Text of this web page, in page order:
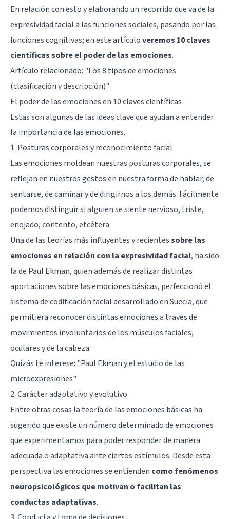
En relación con esto y elaborando un recorrido que va de la
expresividad facial a las funciones sociales, pasando por las
funciones cognitivas; en este artículoveremos 10 claves
científicas sobre el poder de las emociones.
Artículo relacionado: "Los 8 tipos de emociones
(clasificación y descripción)"
El poder de las emociones en 10 claves científicas
Estas son algunas de las ideas clave que ayudan a entender
la importancia de las emociones.
1. Posturas corporales y reconocimiento facial
Las emociones moldean nuestras posturas corporales, se
reflejan en nuestros gestos en nuestra forma de hablar, de
sentarse, de caminar y de dirigirnos a los demás. Fácilmente
podemos distinguir si alguien se siente nervioso, triste,
enojado, contento, etcétera.
Una de las teorías más influyentes y recientessobre las
emociones en relación con la expresividad facial, ha sido
la de Paul Ekman, quien además de realizar distintas
aportaciones sobre las emociones básicas, perfeccionó el
sistema de codificación facial desarrollado en Suecia, que
permitiera reconocer distintas emociones a través de
movimientos involuntarios de los músculos faciales,
oculares y de la cabeza.
Quizás te interese: "Paul Ekman y el estudio de las
microexpresiones"
2. Carácter adaptativo y evolutivo
Entre otras cosas la teoría de las emociones básicas ha
sugerido que existe un número determinado de emociones
que experimentamos para poder responder de manera
adecuada o adaptativa ante ciertos estímulos. Desde esta
perspectiva las emociones se entienden como fenómenos
neuropsicológicos que motivan o facilitan las
conductas adaptativas.